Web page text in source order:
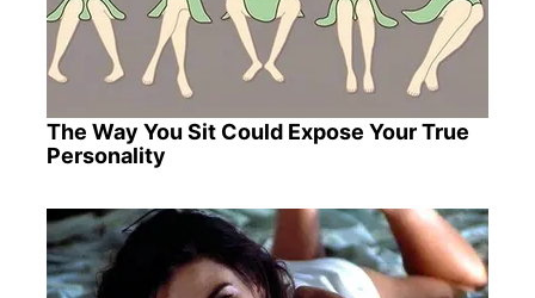
The Way You Sit Could Expose Your True
Personality